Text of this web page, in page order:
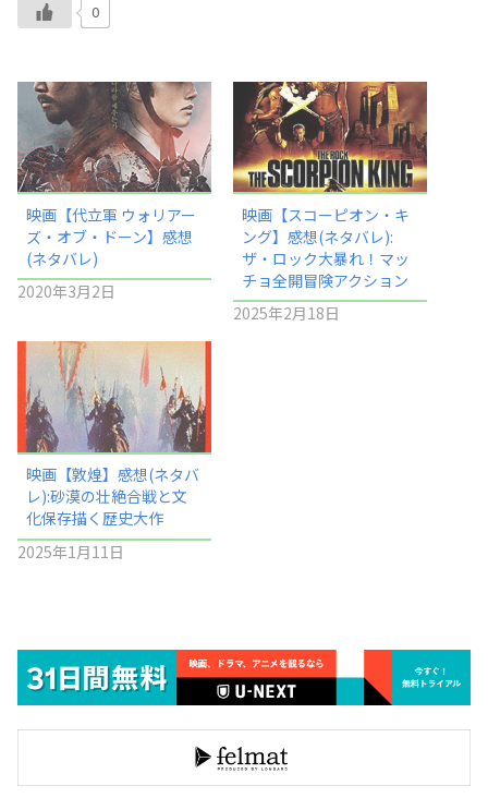
0
映画【代立軍 ウォリアー
ズ・オブ・ドーン】感想
(ネタバレ)
2020年3月2日
映画【スコーピオン・キ
ング】感想(ネタバレ):
ザ・ロック大暴れ！マッ
チョ全開冒険アクション
2025年2月18日
映画【敦煌】感想(ネタバ
レ):砂漠の壮絶合戦と文
化保存描く歴史大作
2025年1月11日